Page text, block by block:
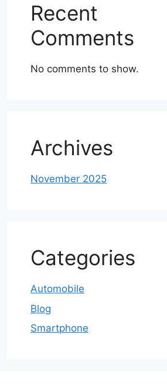
Recent
Comments
No comments to show.
Archives
November 2025
Categories
Automobile
Blog
Smartphone